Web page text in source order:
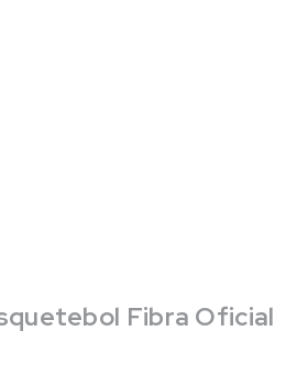
Fibra Oficial